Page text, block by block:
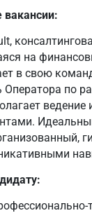
вакансии:
на
в свою
Оператора по
ведение